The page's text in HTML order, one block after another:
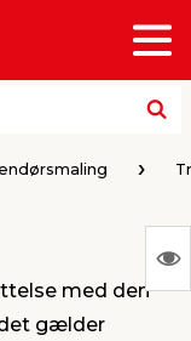
Menu
med den
gælder